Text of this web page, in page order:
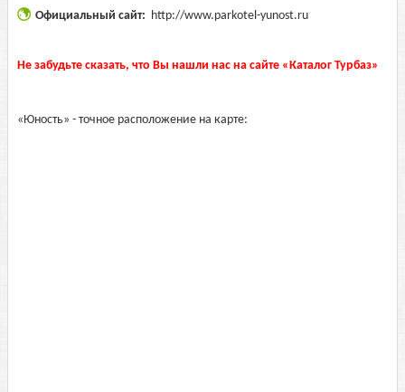
Официальный сайт: http://www.parkotel-yunost.ru
Не забудьте сказать, что Вы нашли нас на сайте «Каталог Турбаз»
«Юность» - точное расположение на карте: